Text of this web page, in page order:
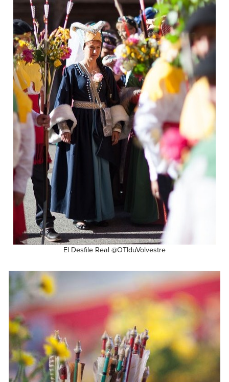
El Desfile Real @OTIduVolvestre